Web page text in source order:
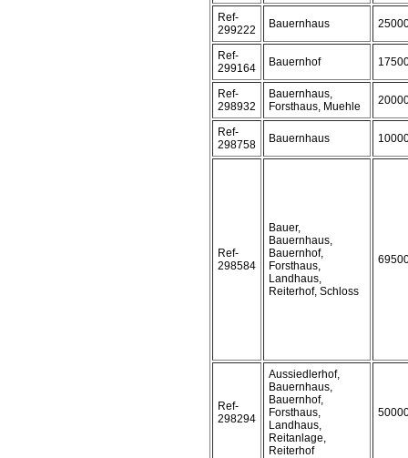
Ref-
299222
Bauernhaus
Ref-
299164
Bauernhof
Ref-
298932
Bauernhaus,
Forsthaus, Muehle
Ref-
298758
Bauernhaus
Ref-
298584
Bauer,
Bauernhaus,
Bauernhof,
Forsthaus,
Landhaus,
Reiterhof, Schloss
Ref-
298294
Aussiedlerhof,
Bauernhaus,
Bauernhof,
Forsthaus,
Landhaus,
Reitanlage,
Reiterhof